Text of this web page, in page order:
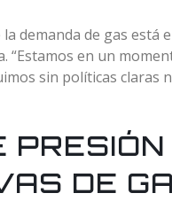
demanda de gas
“Estamos en un
sin políticas claras
DE